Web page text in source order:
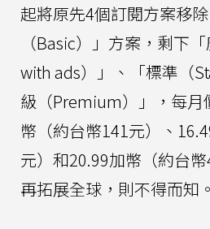
起將原先4個訂閱方案移
（Basic）」方案，剩下
with ads）」、「標準（
級（Premium）」，每月
幣（約台幣141元）、
元）和20.99加幣（約台
再拓展全球，則不得而知。